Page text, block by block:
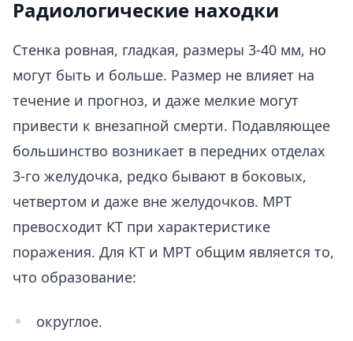
Радиологические находки
Стенка ровная, гладкая, размеры 3-40 мм, но
могут быть и больше. Размер не влияет на
течение и прогноз, и даже мелкие могут
привести к внезапной смерти. Подавляющее
большинство возникает в передних отделах
3-го желудочка, редко бывают в боковых,
четвертом и даже вне желудочков. МРТ
превосходит КТ при характеристике
поражения. Для КТ и МРТ общим является то,
что образование:
округлое.